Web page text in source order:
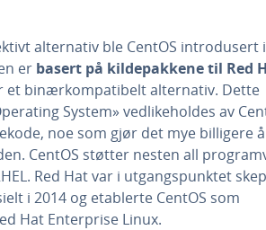
alternativ ble CentOS introdusert
er basert på kildepakkene til Red
et binærkompatibelt alternativ. Dette
System» vedlikeholdes av
noe som gjør det mye billigere
CentOS støtter nesten all
Red Hat var i utgangspunktet
i 2014 og etablerte CentOS som
Hat Enterprise Linux.